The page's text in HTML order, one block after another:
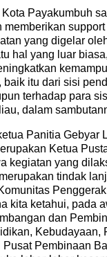
Payakumbuh
memberikan
yang digelar
hal yang luar
baik itu dari sisi
terhadap para
dalam
Panitia Gebyar
Ketua
kegiatan yang
tindak
kita ketahui, pada
dan
Kebudayaan,
Pembinaan